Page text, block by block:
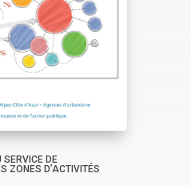
SERVICE DE
ZONES D’ACTIVITÉS